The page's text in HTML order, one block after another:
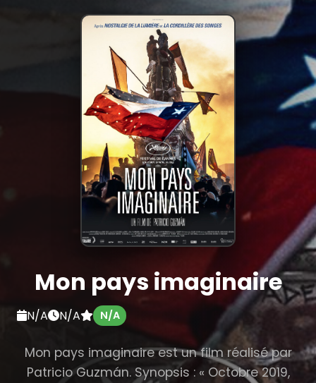
Mon pays imaginaire
N/A N/A N/A
Mon pays imaginaire est un film réalisé par
Patricio Guzmán. Synopsis : « Octobre 2019,